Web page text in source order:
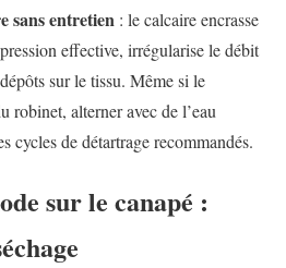
sans entretien : le calcaire encrasse
effective, irrégularise le débit
sur le tissu. Même si le
robinet, alterner avec de l’eau
cycles de détartrage recommandés.
sur le canapé :